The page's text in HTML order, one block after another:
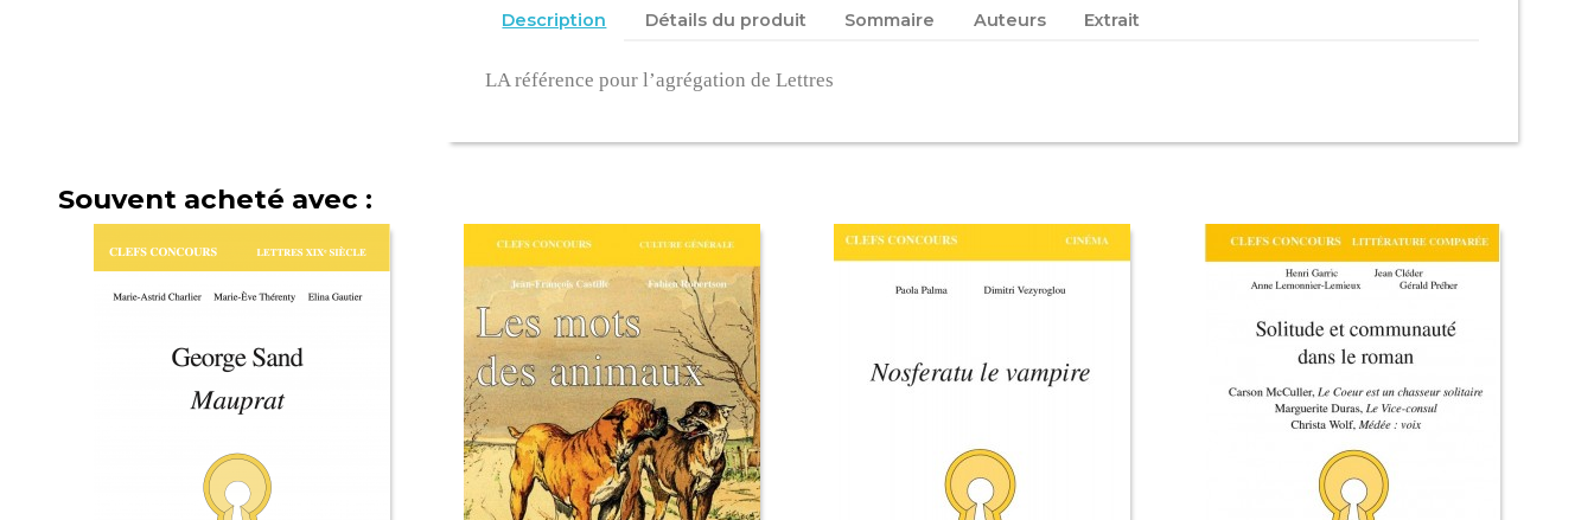
Description Détails du produit Sommaire Auteurs Extrait
LA référence pour l’agrégation de Lettres
Souvent acheté avec :